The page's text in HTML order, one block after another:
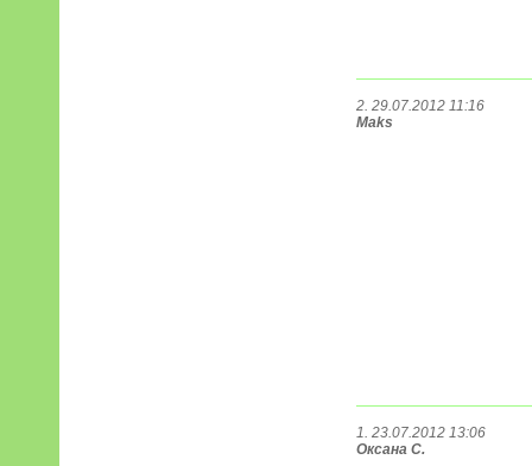
2. 29.07.2012 11:16
Maks
1. 23.07.2012 13:06
Оксана C.